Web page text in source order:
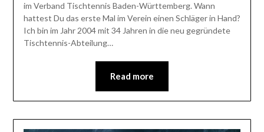
im Verband Tischtennis Baden-Württemberg. Wann
hattest Du das erste Mal im Verein einen Schläger in Hand?
Ich bin im Jahr 2004 mit 34 Jahren in die neu gegründete
Tischtennis-Abteilung…
Read more